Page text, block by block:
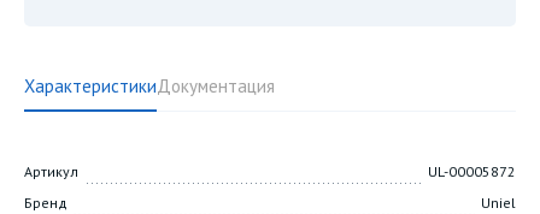
ХарактеристикиДокументация
Артикул
UL-00005872
Бренд
Uniel